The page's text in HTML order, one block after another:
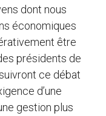
dont nous
économiques
être
présidents de
ce débat
d’une
gestion plus